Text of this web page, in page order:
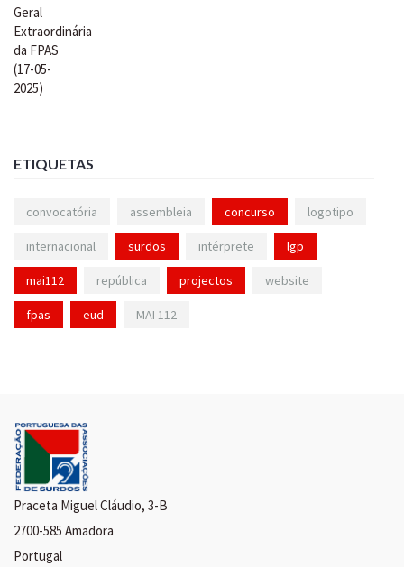
ETIQUETAS
convocatória assembleia concurso logotipo
internacional surdos intérprete lgp
mai112 república projectos website
fpas eud MAI 112
Praceta Miguel Cláudio, 3-B
2700-585 Amadora
Portugal